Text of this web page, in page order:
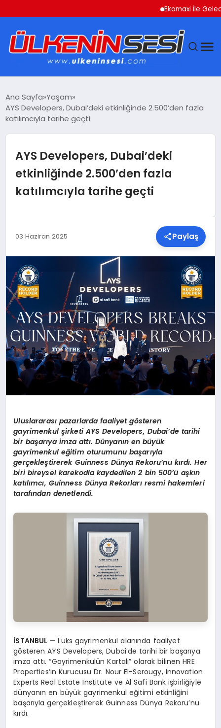
Ekomaxi İle Geleceğe
EKONOMI
SAĞLIK
TEKNOLOJI
YAŞAM
MALATYA HABERLERI
Ana Sayfa Yaşam
AYS Developers, Dubai’deki etkinliğinde 2.500’den fazla
katılımcıyla tarihe geçti
AYS Developers, Dubai’deki
etkinliğinde 2.500’den fazla
katılımcıyla tarihe geçti
03 Haziran 2025 Paylaş
Uluslararası pazarlarda faaliyet gösteren
gayrimenkul şirketi AYS Developers, Dubai’de tarihi
bir başarıya imza attı. Dünyanın en büyük
gayrimenkul eğitim oturumunu başarıyla
gerçekleştirerek Guinness Dünya Rekoru’nu kırdı. Her
biri bireysel karekodla kaydedilen 2 bin 500’ü aşkın
katılımcı, Guinness Dünya Rekorları resmi hakemleri
tarafından denetlendi.
İSTANBUL —Lüks gayrimenkul alanında faaliyet
gösteren AYS Developers, Dubai’de tarihi bir başarıya
imza attı. “Gayrimenkulün Kartalı” olarak bilinen HRE
Properties’in Kurucusu Dr. Nour El-Serougy, Innovation
Experts Real Estate Institute ve Al Safi Bank işbirliğiyle
dünyanın en büyük gayrimenkul eğitimi etkinliğini
başarıyla gerçekleştirerek Guinness Dünya Rekoru’nu
kırdı.